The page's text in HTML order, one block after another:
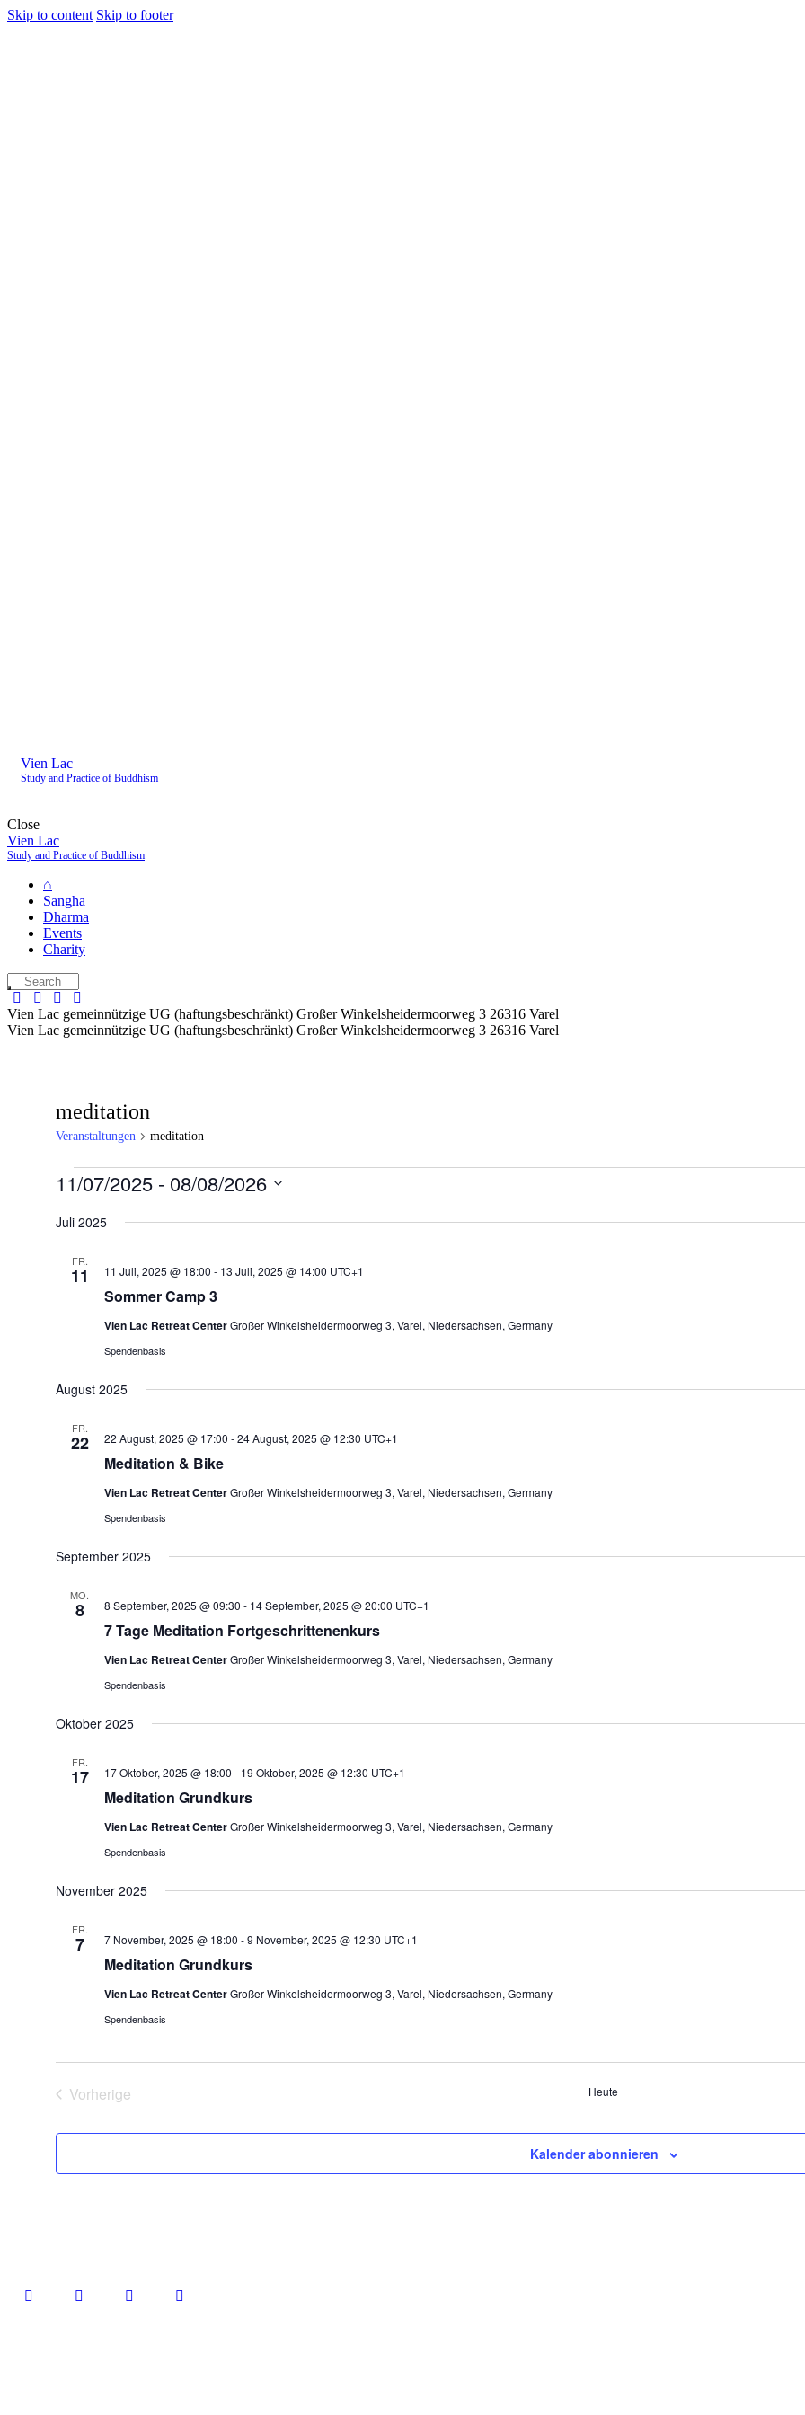
Skip to content Skip to footer
Vien Lac
Study and Practice of Buddhism
Close
Vien Lac
Study and Practice of Buddhism
⌂
Sangha
Dharma
Events
Charity
Vien Lac gemeinnützige UG (haftungsbeschränkt) Großer Winkelsheidermoorweg 3 26316 Varel
Vien Lac gemeinnützige UG (haftungsbeschränkt) Großer Winkelsheidermoorweg 3 26316 Varel
meditation
Veranstaltungen meditation
11/07/2025 - 08/08/2026
wählen.
Juli 2025
FR.
11
Sommer Camp 3
11 Juli, 2025 @ 18:00 - 13 Juli, 2025 @ 14:00 UTC+1
Vien Lac Retreat CenterGroßer Winkelsheidermoorweg 3, Varel, Niedersachsen, Germany
Spendenbasis
August 2025
FR.
22
Meditation & Bike
22 August, 2025 @ 17:00 -24 August, 2025 @ 12:30 UTC+1
Vien Lac Retreat CenterGroßer Winkelsheidermoorweg 3, Varel, Niedersachsen, Germany
Spendenbasis
September 2025
MO.
8
7 Tage Meditation Fortgeschrittenenkurs
8 September, 2025 @ 09:30 - 14 September, 2025 @ 20:00 UTC+1
Vien Lac Retreat CenterGroßer Winkelsheidermoorweg 3, Varel, Niedersachsen, Germany
Spendenbasis
Oktober 2025
FR.
17
Meditation Grundkurs
17 Oktober, 2025 @ 18:00 - 19 Oktober, 2025 @ 12:30 UTC+1
Vien Lac Retreat CenterGroßer Winkelsheidermoorweg 3, Varel, Niedersachsen, Germany
Spendenbasis
November 2025
FR.
7
Meditation Grundkurs
7 November, 2025 @ 18:00 -9 November, 2025 @ 12:30 UTC+1
Vien Lac Retreat CenterGroßer Winkelsheidermoorweg 3, Varel, Niedersachsen, Germany
Spendenbasis
Vorherige
Heute
Kalender abonnieren